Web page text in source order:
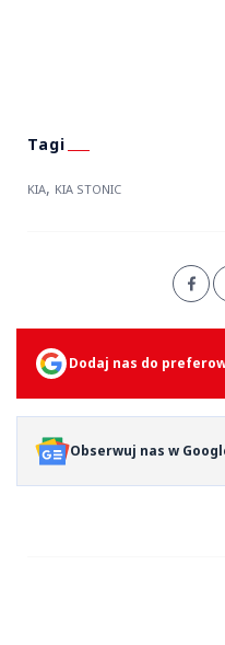
KIA, KIA STONIC
Dodaj nas do
Obserwuj nas w